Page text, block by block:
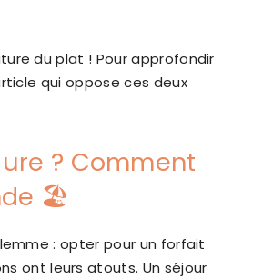
du plat ! Pour approfondir
qui oppose ces deux
? Comment
🏖️
: opter pour un forfait
ont leurs atouts. Un séjour